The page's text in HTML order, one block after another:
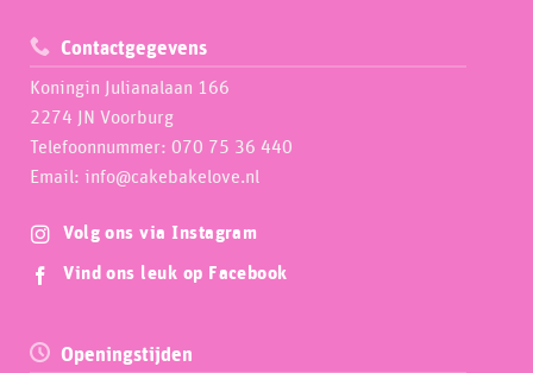
Contactgegevens
Koningin Julianalaan 166
2274 JN Voorburg
Telefoonnummer: 070 75 36 440
Email: info@cakebakelove.nl
Volg ons via Instagram
Vind ons leuk op Facebook
Openingstijden